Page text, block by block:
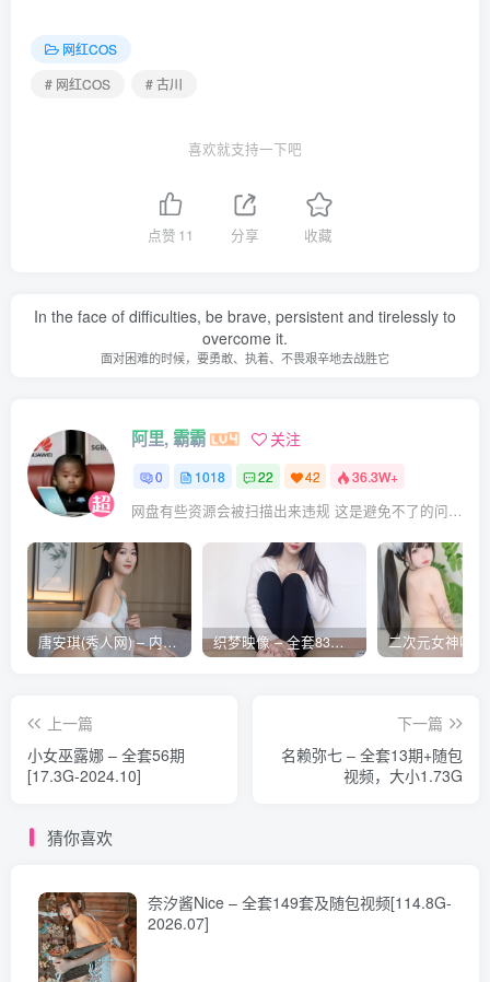
古川 NO.017 黑白jk [31P-85MB]
古川 NO.016 粉色jk [16P-54MB]
古川 NO.014 东湖烟火 [21P-73MB]
古川 NO.012 阿狸 [12P-51MB]
古川 NO.011 95式玉玲珑 [12P-40MB]
古川 NO.009 猫耳体操+女仆 [20P-70MB]
古川 NO.008 小仙女 [18P-32MB]
古川 NO.005 鲨鱼画家 [15P-30MB]
古川 NO.004 男友衬衫 [14P-22MB]
古川 NO.003 古鸽幼稚园 [11P-16MB]
古川 NO.002 凡尔赛少女 [7P-12MB]
古川 NO.001 阿尔克纳之梦 [11P-17MB]
网红COS
# 网红COS
# 古川
喜欢就支持一下吧
点赞 11 分享 收藏
In the face of difficulties, be brave, persistent and tirelessly to
overcome it.
面对困难的时候，要勇敢、执着、不畏艰辛地去战胜它
阿里, 霸霸 关注
0 1018 22 42 36.3W+
网盘有些资源会被扫描出来违规 这是避免不了的问题 遇到失效的请评论回复 后面会整理重新打包上传补档
唐安琪(秀人网) – 内购合集无水印[41期-2026.04] 织梦映像 – 全套83期及视频合集[609G-2026..08]
上一篇
小女巫露娜 – 全套56期
[17.3G-2024.10]
下一篇
名赖弥七 – 全套13期+随包
视频，大小1.73G
猜你喜欢
奈汐酱Nice – 全套149套及随包视频[114.8G-
2026.07]